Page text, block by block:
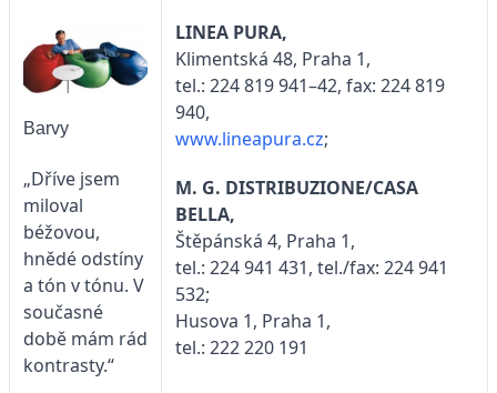
Barvy
„Dříve jsem
miloval
béžovou,
hnědé odstíny
a tón v tónu. V
současné
době mám rád
kontrasty.“
LINEA PURA,
Klimentská 48, Praha 1,
tel.: 224 819 941–42, fax: 224 819
940,
www.lineapura.cz;
M. G. DISTRIBUZIONE/CASA
BELLA,
Štěpánská 4, Praha 1,
tel.: 224 941 431, tel./fax: 224 941
532;
Husova 1, Praha 1,
tel.: 222 220 191